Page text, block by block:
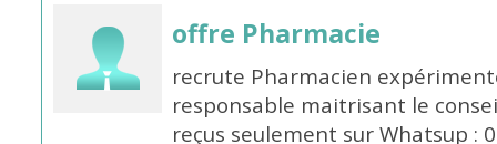
offre Pharmacie
recrute Pharmacien
responsable maitrisant le
reçus seulement sur Whatsup :